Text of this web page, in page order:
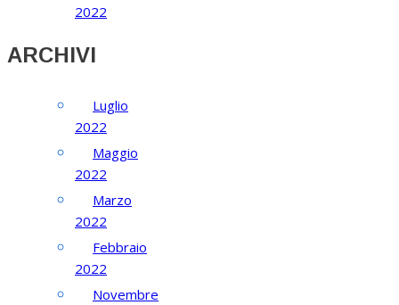
2022
ARCHIVI
Luglio
2022
Maggio
2022
Marzo
2022
Febbraio
2022
Novembre